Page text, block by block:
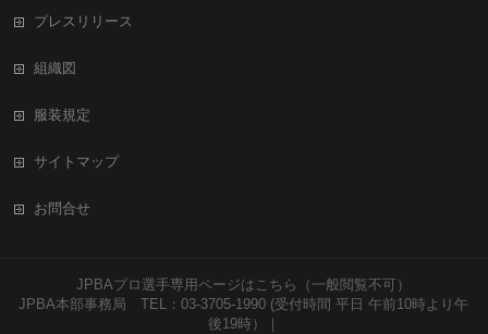
プレスリリース
組織図
服装規定
サイトマップ
お問合せ
JPBAプロ選手専用ページはこちら（一般閲覧不可）
JPBA本部事務局 TEL：03-3705-1990 (受付時間 平日 午前10時より午
後19時）｜